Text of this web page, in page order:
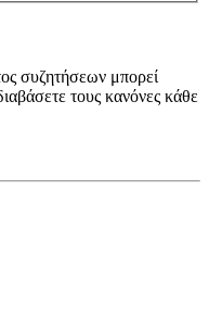
συζητήσεων μπορεί
τους κανόνες κάθε